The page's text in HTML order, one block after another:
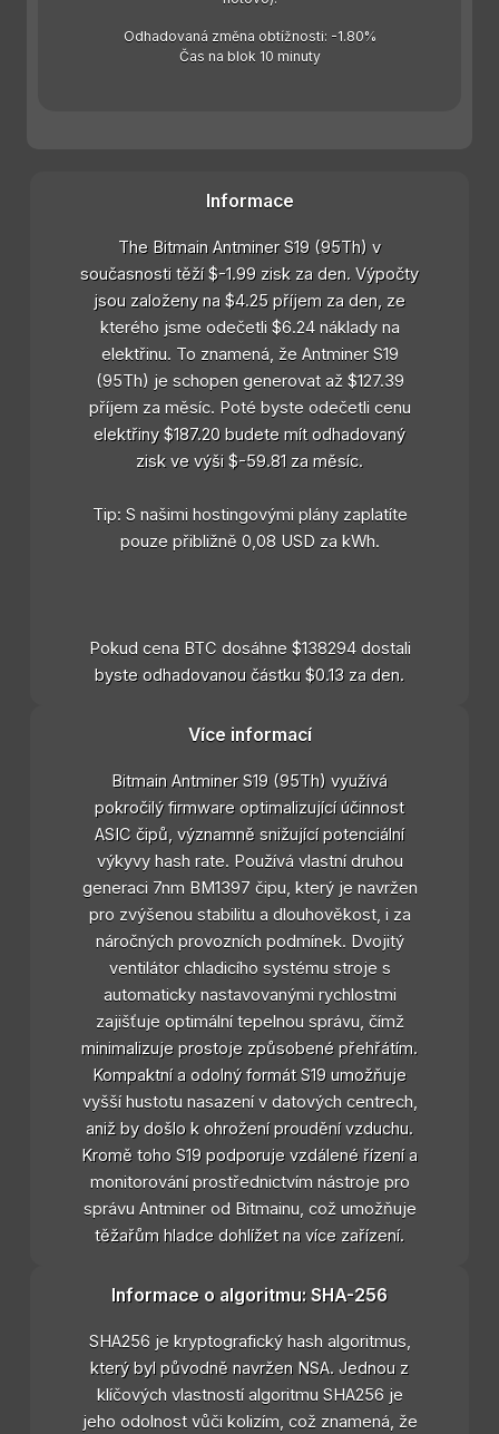
Odhadovaná změna obtížnosti: -1.80%
Čas na blok 10 minuty
Informace
The Bitmain Antminer S19 (95Th) v
současnosti těží $-1.99 zisk za den. Výpočty
jsou založeny na $4.25 příjem za den, ze
kterého jsme odečetli $6.24 náklady na
elektřinu. To znamená, že Antminer S19
(95Th) je schopen generovat až $127.39
příjem za měsíc. Poté byste odečetli cenu
elektřiny $187.20 budete mít odhadovaný
zisk ve výši $-59.81 za měsíc.
Tip: S našimi hostingovými plány zaplatíte
pouze přibližně 0,08 USD za kWh.
Pokud cena BTC dosáhne $138294 dostali
byste odhadovanou částku $0.13 za den.
Více informací
Bitmain Antminer S19 (95Th) využívá
pokročilý firmware optimalizující účinnost
ASIC čipů, významně snižující potenciální
výkyvy hash rate. Používá vlastní druhou
generaci 7nm BM1397 čipu, který je navržen
pro zvýšenou stabilitu a dlouhověkost, i za
náročných provozních podmínek. Dvojitý
ventilátor chladicího systému stroje s
automaticky nastavovanými rychlostmi
zajišťuje optimální tepelnou správu, čímž
minimalizuje prostoje způsobené přehřátím.
Kompaktní a odolný formát S19 umožňuje
vyšší hustotu nasazení v datových centrech,
aniž by došlo k ohrožení proudění vzduchu.
Kromě toho S19 podporuje vzdálené řízení a
monitorování prostřednictvím nástroje pro
správu Antminer od Bitmainu, což umožňuje
těžařům hladce dohlížet na více zařízení.
Informace o algoritmu: SHA-256
SHA256 je kryptografický hash algoritmus,
který byl původně navržen NSA. Jednou z
klíčových vlastností algoritmu SHA256 je
jeho odolnost vůči kolizím, což znamená, že